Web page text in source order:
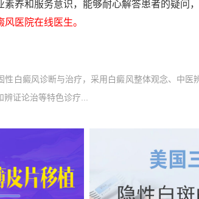
养和服务意识，能够耐心解答患者的疑问
医院在线医生。
白癜风诊断与治疗，采用白癜风整体观念、中医
证论治等特色诊疗...